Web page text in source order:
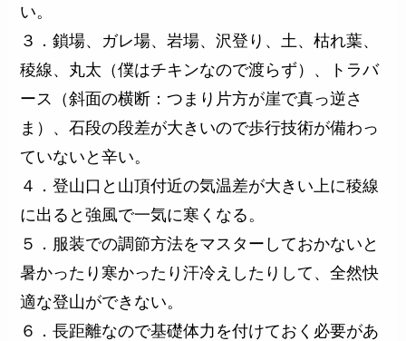
い。
３．鎖場、ガレ場、岩場、沢登り、土、枯れ葉、
稜線、丸太（僕はチキンなので渡らず）、トラバ
ース（斜面の横断：つまり片方が崖で真っ逆さ
ま）、石段の段差が大きいので歩行技術が備わっ
ていないと辛い。
４．登山口と山頂付近の気温差が大きい上に稜線
に出ると強風で一気に寒くなる。
５．服装での調節方法をマスターしておかないと
暑かったり寒かったり汗冷えしたりして、全然快
適な登山ができない。
６．長距離なので基礎体力を付けておく必要があ